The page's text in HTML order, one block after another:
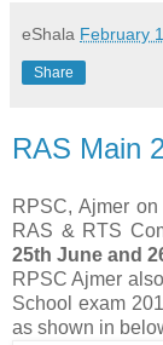
eShala February
Share
RAS Main
RPSC, Ajmer
RAS & RTS
25th June and
RPSC Ajmer
School exam
as shown in